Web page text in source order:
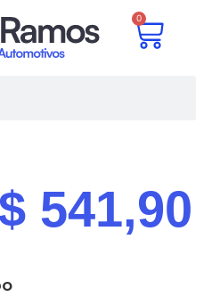
0
541,90